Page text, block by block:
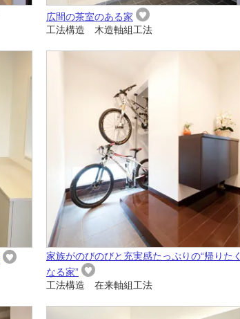
広間の茶室のある家
工法構造 木造軸組工法
家族がのびのびと充実感たっぷりの“帰りたく
なる家”
工法構造 在来軸組工法